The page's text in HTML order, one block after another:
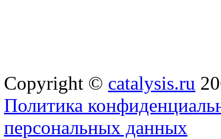
Copyright © catalysis.ru
Политика
персональных данных